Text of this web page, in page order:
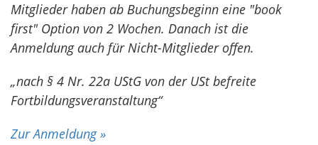
Mitglieder haben ab Buchungsbeginn eine "book
first" Option von 2 Wochen. Danach ist die
Anmeldung auch für Nicht-Mitglieder offen.
„nach § 4 Nr. 22a UStG von der USt befreite
Fortbildungsveranstaltung“
Zur Anmeldung »